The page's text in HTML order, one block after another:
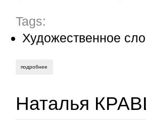
Tags:
Художественное
подробнее
Наталья